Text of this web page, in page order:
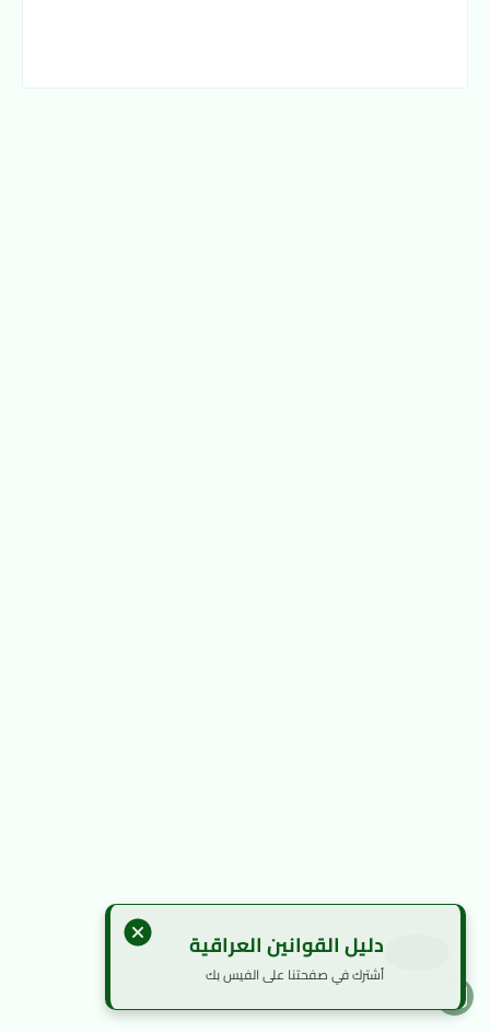
دليل القوانين العراقية
أشترك في صفحتنا على الفيس بك